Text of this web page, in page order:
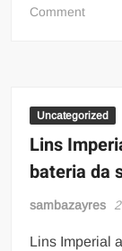
Commenton
contra
aids/
Uncategorized
Lins
bateria da
sambazayres
Lins Imperial